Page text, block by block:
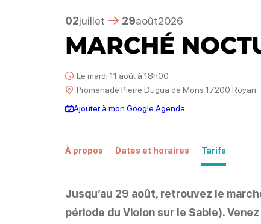
02juillet 29août2026
MARCHÉ
Le mardi 11 août à 18h00
Promenade Pierre Dugua de Mons 17200 Royan
Ajouter à mon Google Agenda
À propos Dates et horaires Tarifs
Jusqu’au 29 août, retrouvez le
période du Violon sur le Sable).